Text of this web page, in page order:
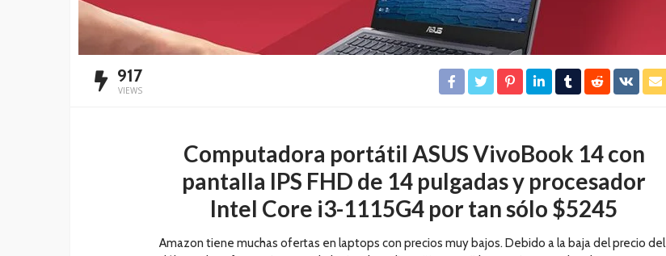
917
VIEWS
Computadora portátil ASUS VivoBook 14 con
pantalla IPS FHD de 14 pulgadas y procesador
Intel Core i3-1115G4 por tan sólo $5245
Amazon tiene muchas ofertas en laptops con precios muy bajos. Debido a la baja del precio del